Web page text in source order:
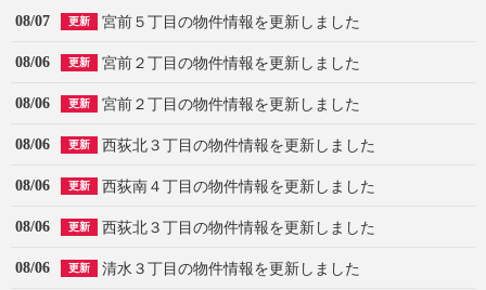
08/07 更新 宮前５丁目の物件情報を更新しました
08/06 更新 宮前２丁目の物件情報を更新しました
08/06 更新 宮前２丁目の物件情報を更新しました
08/06 更新 西荻北３丁目の物件情報を更新しました
08/06 更新 西荻南４丁目の物件情報を更新しました
08/06 更新 西荻北３丁目の物件情報を更新しました
08/06 更新 清水３丁目の物件情報を更新しました